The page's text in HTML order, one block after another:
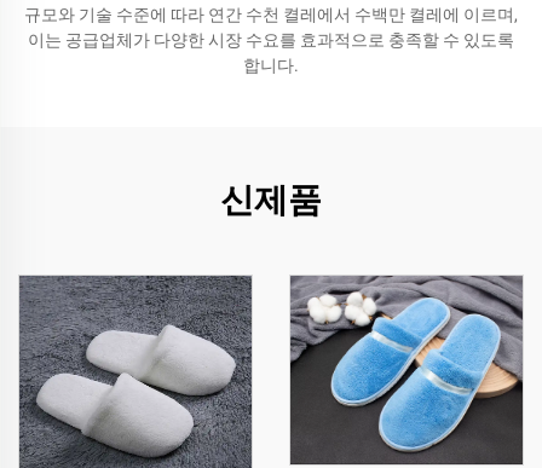
규모와 기술 수준에 따라 연간 수천 켤레에서 수백만 켤레에 이르며,
이는 공급업체가 다양한 시장 수요를 효과적으로 충족할 수 있도록
합니다.
신제품